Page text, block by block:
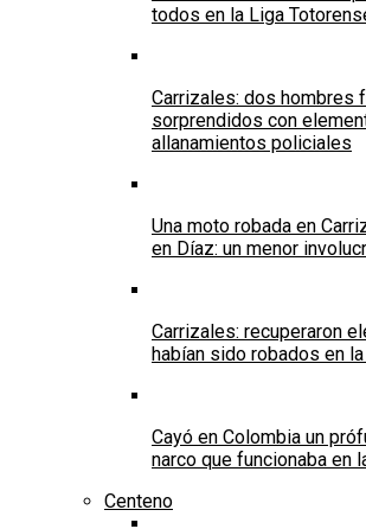
todos en la Liga
Carrizales: dos hombres
sorprendidos con
allanamientos policiales
Una moto robada en
en Díaz: un menor
Carrizales: recuperaron
habían sido robados en
Cayó en Colombia un
narco que funcionaba en
Centeno